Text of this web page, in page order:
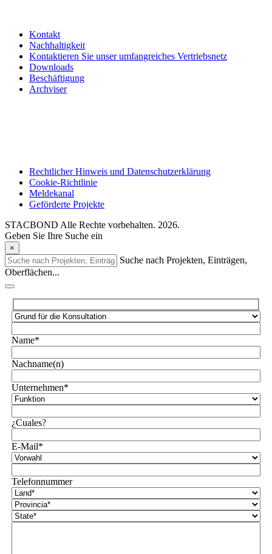
Kontakt
Nachhaltigkeit
Kontaktieren Sie unser umfangreiches Vertriebsnetz
Downloads
Beschäftigung
Archviser
Rechtlicher Hinweis und Datenschutzerklärung
Cookie-Richtlinie
Meldekanal
Geförderte Projekte
STACBOND Alle Rechte vorbehalten. 2026.
Geben Sie Ihre Suche ein
×
Suche nach Projekten, Einträgen,
Oberflächen...
Name*
Nachname(n)
Unternehmen*
¿Cuales?
E-Mail*
Telefonnummer